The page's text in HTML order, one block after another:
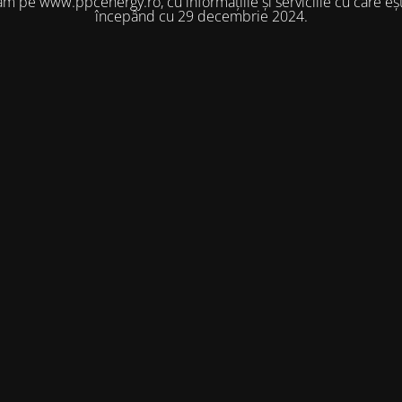
începând cu 29 decembrie 2024.